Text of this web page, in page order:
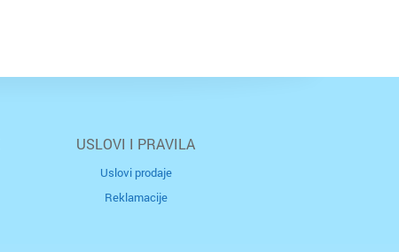
USLOVI I PRAVILA
Uslovi prodaje
Reklamacije